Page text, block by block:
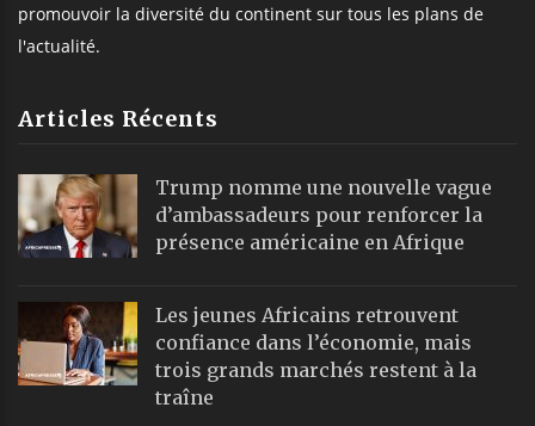
promouvoir la diversité du continent sur tous les plans de
l'actualité.
Articles Récents
Trump nomme une nouvelle vague
d’ambassadeurs pour renforcer la
présence américaine en Afrique
Les jeunes Africains retrouvent
confiance dans l’économie, mais
trois grands marchés restent à la
traîne